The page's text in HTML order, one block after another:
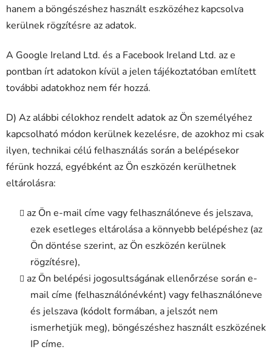
hanem a böngészéshez használt eszközéhez kapcsolva
kerülnek rögzítésre az adatok.
A Google Ireland Ltd. és a Facebook Ireland Ltd. az e
pontban írt adatokon kívül a jelen tájékoztatóban említett
további adatokhoz nem fér hozzá.
D) Az alábbi célokhoz rendelt adatok az Ön személyéhez
kapcsolható módon kerülnek kezelésre, de azokhoz mi csak
ilyen, technikai célú felhasználás során a belépésekor
férünk hozzá, egyébként az Ön eszközén kerülhetnek
eltárolásra:
az Ön e-mail címe vagy felhasználóneve és jelszava,
ezek esetleges eltárolása a könnyebb belépéshez (az
Ön döntése szerint, az Ön eszközén kerülnek
rögzítésre),
az Ön belépési jogosultságának ellenőrzése során e-
mail címe (felhasználónévként) vagy felhasználóneve
és jelszava (kódolt formában, a jelszót nem
ismerhetjük meg), böngészéshez használt eszközének
IP címe.